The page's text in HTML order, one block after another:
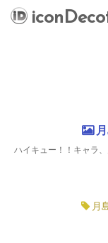
ハイキュー！！キャラ
月